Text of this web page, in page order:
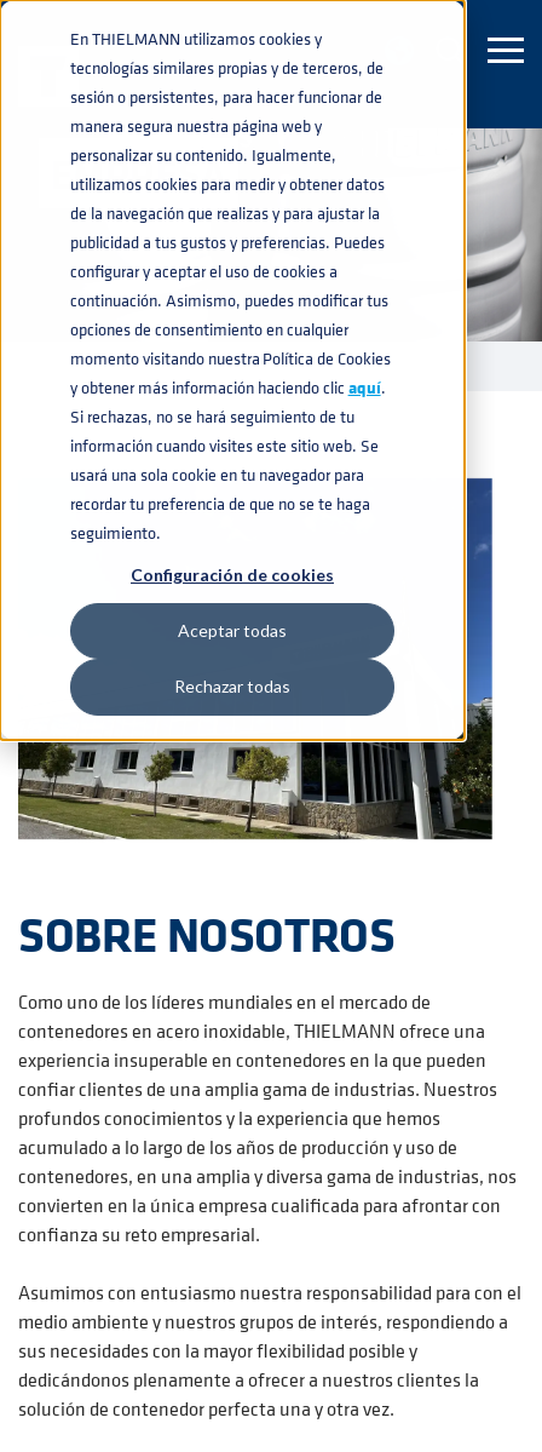
En THIELMANN utilizamos cookies y
tecnologías similares propias y de terceros, de
sesión o persistentes, para hacer funcionar de
manera segura nuestra página web y
personalizar su contenido. Igualmente,
utilizamos cookies para medir y obtener datos
de la navegación que realizas y para ajustar la
publicidad a tus gustos y preferencias. Puedes
configurar y aceptar el uso de cookies a
continuación. Asimismo, puedes modificar tus
opciones de consentimiento en cualquier
momento visitando nuestra Política de Cookies
y obtener más información haciendo clic aquí.
Si rechazas, no se hará seguimiento de tu
información cuando visites este sitio web. Se
usará una sola cookie en tu navegador para
recordar tu preferencia de que no se te haga
seguimiento.
Configuración de cookies
Aceptar todas
Rechazar todas
EMPRESA
EMPRESA
SOBRE NOSOTROS
Como uno de los líderes mundiales en el mercado de
contenedores en acero inoxidable, THIELMANN ofrece una
experiencia insuperable en contenedores en la que pueden
confiar clientes de una amplia gama de industrias. Nuestros
profundos conocimientos y la experiencia que hemos
acumulado a lo largo de los años de producción y uso de
contenedores, en una amplia y diversa gama de industrias, nos
convierten en la única empresa cualificada para afrontar con
confianza su reto empresarial.
Asumimos con entusiasmo nuestra responsabilidad para con el
medio ambiente y nuestros grupos de interés, respondiendo a
sus necesidades con la mayor flexibilidad posible y
dedicándonos plenamente a ofrecer a nuestros clientes la
solución de contenedor perfecta una y otra vez.